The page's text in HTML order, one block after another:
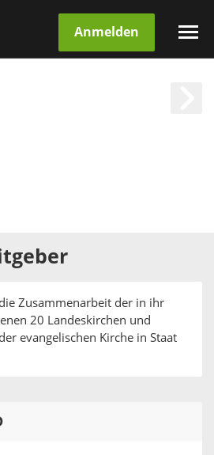
Anmelden
Zusammenarbeit der in ihr
20 Landeskirchen und
evangelischen Kirche in Staat